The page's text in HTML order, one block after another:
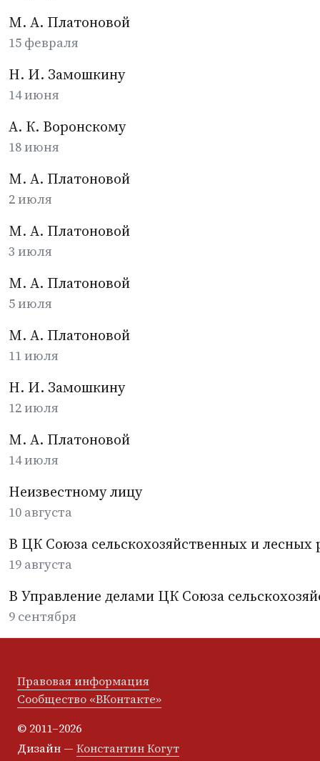
М. А. Платоновой
15 февраля
Н. И. Замошкину
14 июня
А. К. Воронскому
18 июня
М. А. Платоновой
2 июля
М. А. Платоновой
3 июля
М. А. Платоновой
5 июля
М. А. Платоновой
11 июля
Н. И. Замошкину
12 июля
М. А. Платоновой
14 июля
Неизвестному лицу
10 августа
В ЦК Союза сельскохозяйственных и лесных
19 августа
В Управление делами ЦК Союза
9 сентября
Правовая информация
Сообщество «ВКонтакте»
© 2011–2026
Дизайн — Константин Когут